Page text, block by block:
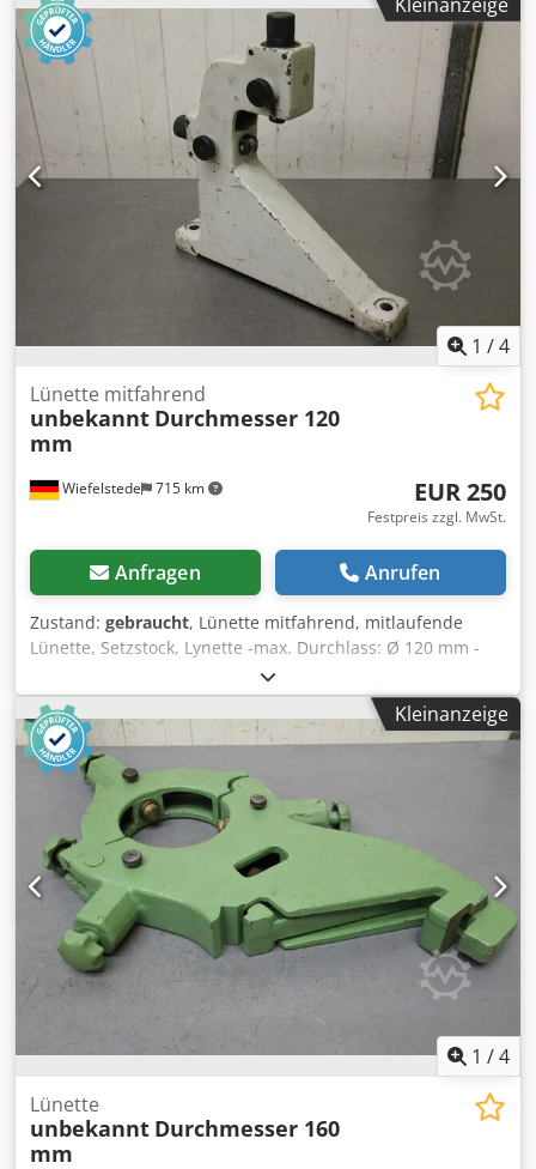
Anzahl: 1x vorhanden -Abmessungen: 560/100/H580 mm -
Gewicht: 25 kg
1 /4
Wiefelstede 715 km
Lünette mitfahrend
unbekannt Durchmesser 120
mm
EUR 250
Festpreis zzgl. MwSt.
Anfragen Anrufen
Zustand: gebraucht, Lünette mitfahrend, mitlaufende
Lünette, Setzstock, Lynette -max. Durchlass: Ø 120 mm -
Auflage: Kugellager -Lochabstand Aufnahme: 350 mm -
Spitzenhöhe: 210 mm Crsdpfjc Uldqox Ak Djf -Zeichnung
bei den Fotos -Abmessungen: 395/85/H400 mm -Gewicht:
14 kg
Kleinanzeige
1 /4
Lünette
unbekannt Durchmesser 160
mm